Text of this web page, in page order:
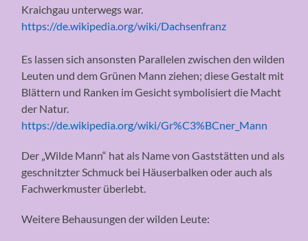
Kraichgau unterwegs war.
https://de.wikipedia.org/wiki/Dachsenfranz
Es lassen sich ansonsten Parallelen zwischen den wilden
Leuten und dem Grünen Mann ziehen; diese Gestalt mit
Blättern und Ranken im Gesicht symbolisiert die Macht
der Natur.
https://de.wikipedia.org/wiki/Gr%C3%BCner_Mann
Der „Wilde Mann“ hat als Name von Gaststätten und als
geschnitzter Schmuck bei Häuserbalken oder auch als
Fachwerkmuster überlebt.
Weitere Behausungen der wilden Leute: